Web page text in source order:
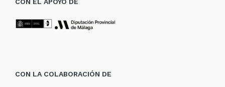
CON LA COLABORACIÓN DE